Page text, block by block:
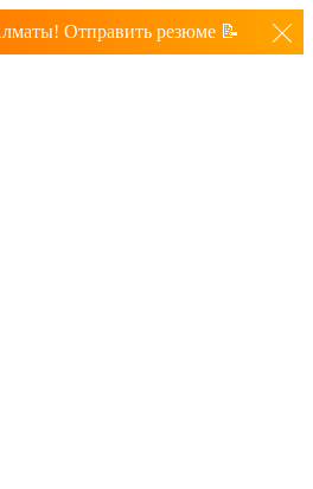
Отправить резюме 📝